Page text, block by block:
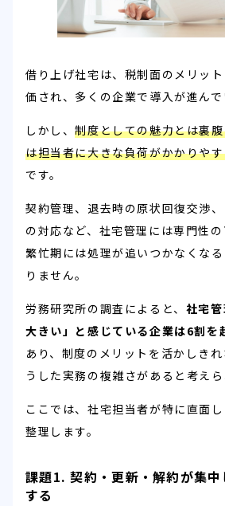
借り上げ社宅は、税制面のメリッ
価され、多くの企業で導入が進んで
しかし、制度としての魅力とは裏
は担当者に大きな負荷がかかりや
です。
契約管理、退去時の原状回復交渉
の対応など、社宅管理には専門性の
繁忙期には処理が追いつかなくな
りません。
労務研究所の調査によると、 社宅
大きい」と感じている企業は6割を
あり、制度のメリットを活かしき
うした実務の複雑さがあると考えら
ここでは、社宅担当者が特に直面
整理します。
課題1. 契約・更新・解約が集
する